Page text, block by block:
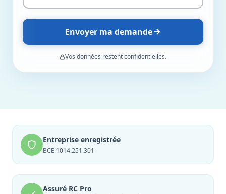
Envoyer ma demande
Vos données restent confidentielles.
Entreprise enregistrée
BCE 1014.251.301
Assuré RC Pro